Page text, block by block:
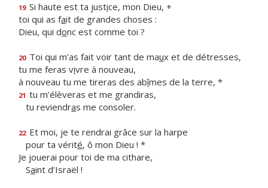
19 Si haute est ta justice, mon Dieu, +
toi qui as fait de grandes choses :
Dieu, qui donc est comme toi ?
20 Toi qui m’as fait voir tant de maux et de détresses,
tu me feras vivre à nouveau,
à nouveau tu me tireras des abîmes de la terre, *
21 tu m’élèveras et me grandiras,
tu reviendras me consoler.
22 Et moi, je te rendrai grâce sur la harpe
pour ta vérité, ô mon Dieu ! *
Je jouerai pour toi de ma cithare,
Saint d’Israël !